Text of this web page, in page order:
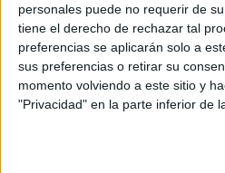
personales puede no requerir de
tiene el derecho de rechazar tal
preferencias se aplicarán solo a
sus preferencias o retirar su
momento volviendo a este sitio y
"Privacidad" en la parte inferior de